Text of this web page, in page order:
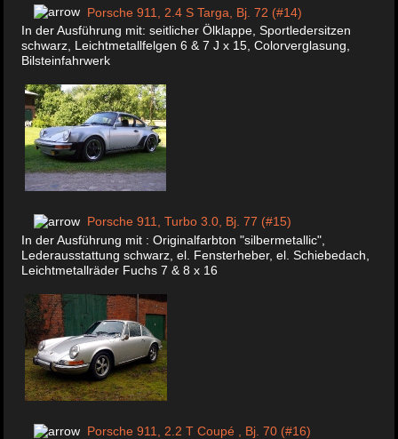
Porsche 911, 2.4 S Targa, Bj. 72 (#14)
In der Ausführung mit: seitlicher Ölklappe, Sportledersitzen
schwarz, Leichtmetallfelgen 6 & 7 J x 15, Colorverglasung,
Bilsteinfahrwerk
Porsche 911, Turbo 3.0, Bj. 77 (#15)
In der Ausführung mit : Originalfarbton "silbermetallic",
Lederausstattung schwarz, el. Fensterheber, el. Schiebedach,
Leichtmetallräder Fuchs 7 & 8 x 16
Porsche 911, 2.2 T Coupé , Bj. 70 (#16)